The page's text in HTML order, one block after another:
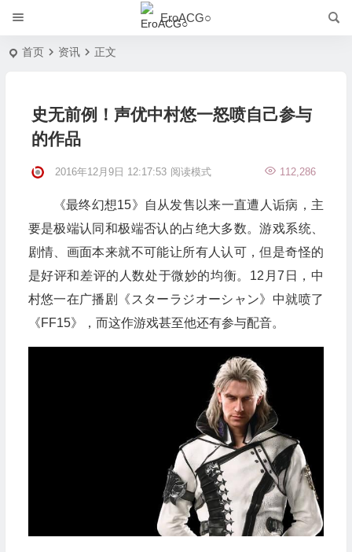
EroACG○
首页 资讯 正文
史无前例！声优中村悠一怒喷自己参与
的作品
2016年12月9日 12:17:53 112,286
阅读模式
《最终幻想15》自从发售以来一直遭人诟病，主
要是极端认同和极端否认的占绝大多数。游戏系统、
剧情、画面本来就不可能让所有人认可，但是奇怪的
是好评和差评的人数处于微妙的均衡。12月7日，中
村悠一在广播剧《スターラジオーシャン》中就喷了
《FF15》，而这作游戏甚至他还有参与配音。